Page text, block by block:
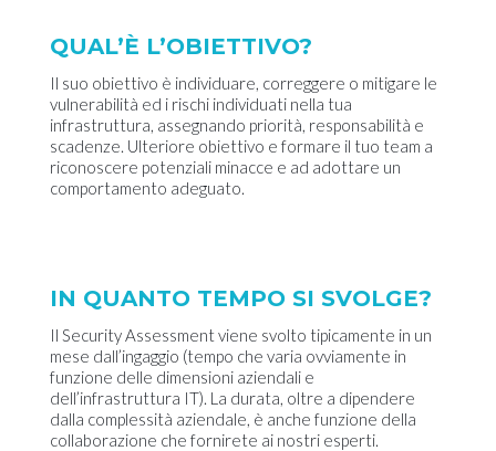
QUAL’È L’OBIETTIVO?
Il suo obiettivo è individuare, correggere o mitigare le
vulnerabilità ed i rischi individuati nella tua
infrastruttura, assegnando priorità, responsabilità e
scadenze. Ulteriore obiettivo e formare il tuo team a
riconoscere potenziali minacce e ad adottare un
comportamento adeguato.
IN QUANTO TEMPO SI SVOLGE?
Il Security Assessment viene svolto tipicamente in un
mese dall’ingaggio (tempo che varia ovviamente in
funzione delle dimensioni aziendali e
dell’infrastruttura IT). La durata, oltre a dipendere
dalla complessità aziendale, è anche funzione della
collaborazione che fornirete ai nostri esperti.